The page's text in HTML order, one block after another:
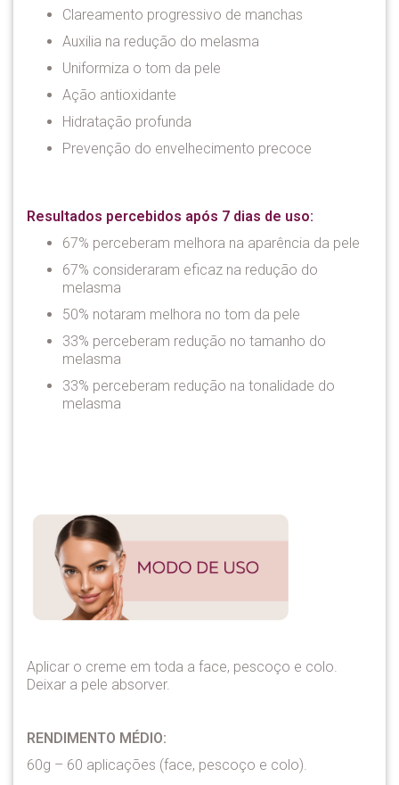
Clareamento progressivo de manchas
Auxilia na redução do melasma
Uniformiza o tom da pele
Ação antioxidante
Hidratação profunda
Prevenção do envelhecimento precoce
Resultados percebidos após 7 dias de uso:
67% perceberam melhora na aparência da pele
67% consideraram eficaz na redução do
melasma
50% notaram melhora no tom da pele
33% perceberam redução no tamanho do
melasma
33% perceberam redução na tonalidade do
melasma
Aplicar o creme em toda a face, pescoço e colo.
Deixar a pele absorver.
RENDIMENTO MÉDIO:
60g – 60 aplicações (face, pescoço e colo).